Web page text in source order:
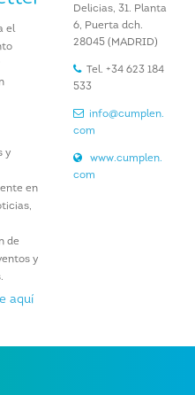
el
y
en
de
y
aquí
Delicias, 31. Planta
6, Puerta dch.
28045 (MADRID)
Tel. +34 623 184
533
info@cumplen.
com
www.cumplen.
com